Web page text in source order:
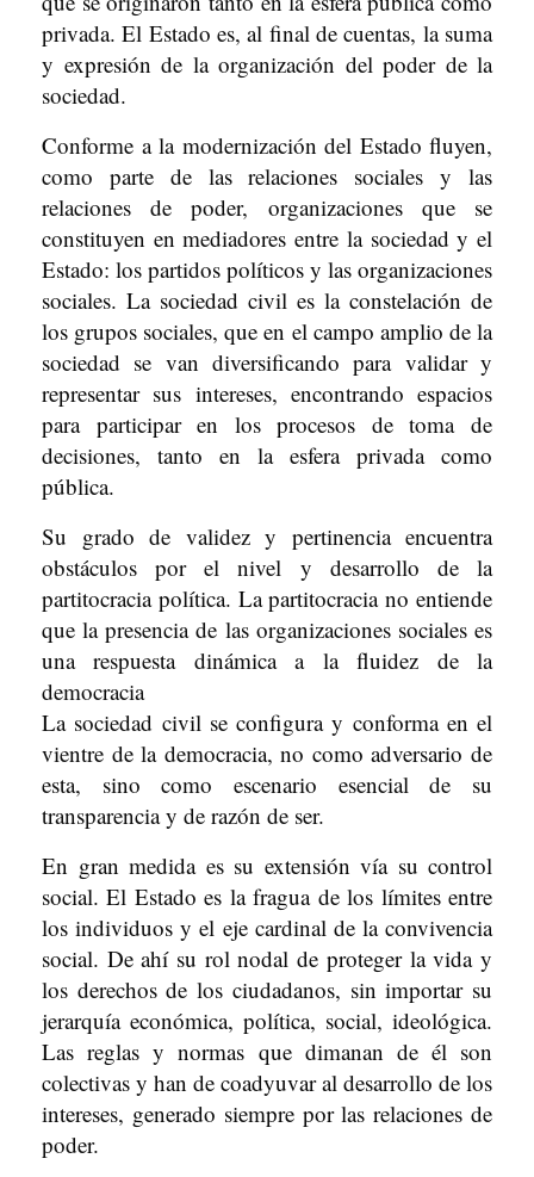
privada. El Estado es, al final de cuentas, la suma
y expresión de la organización del poder de la
sociedad.
Conforme a la modernización del Estado fluyen,
como parte de las relaciones sociales y las
relaciones de poder, organizaciones que se
constituyen en mediadores entre la sociedad y el
Estado: los partidos políticos y las organizaciones
sociales. La sociedad civil es la constelación de
los grupos sociales, que en el campo amplio de la
sociedad se van diversificando para validar y
representar sus intereses, encontrando espacios
para participar en los procesos de toma de
decisiones, tanto en la esfera privada como
pública.
Su grado de validez y pertinencia encuentra
obstáculos por el nivel y desarrollo de la
partitocracia política. La partitocracia no entiende
que la presencia de las organizaciones sociales es
una respuesta dinámica a la fluidez de la
democracia
La sociedad civil se configura y conforma en el
vientre de la democracia, no como adversario de
esta, sino como escenario esencial de su
transparencia y de razón de ser.
En gran medida es su extensión vía su control
social. El Estado es la fragua de los límites entre
los individuos y el eje cardinal de la convivencia
social. De ahí su rol nodal de proteger la vida y
los derechos de los ciudadanos, sin importar su
jerarquía económica, política, social, ideológica.
Las reglas y normas que dimanan de él son
colectivas y han de coadyuvar al desarrollo de los
intereses, generado siempre por las relaciones de
poder.